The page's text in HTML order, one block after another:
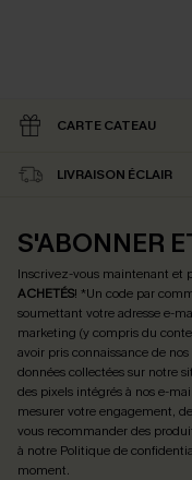
CARTE CATEAU
LIVRAISON ÉCLAIR
S'ABONNER
Inscrivez-vous maintenant et
ACHETÉS! *Un code par
soumettant votre adresse e-
marketing (y compris du
avoir pris connaissance de nos
données collectées sur notre
des pixels intégrés à nos e-
mesurer votre engagement,
vous recommander des
à notre Politique de
moment.